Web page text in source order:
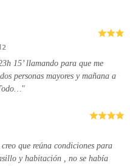
15’ llamando para que me
personas mayores y mañana a
que reúna condiciones para
y habitación , no se había